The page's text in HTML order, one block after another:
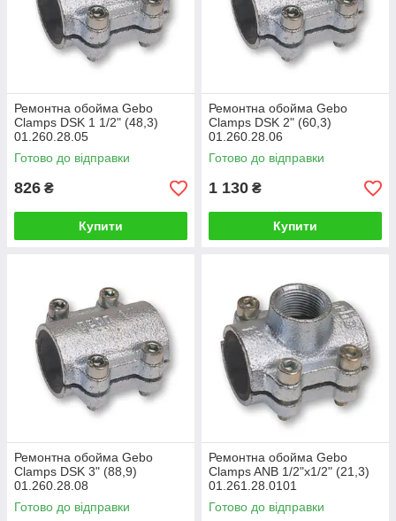
Ремонтна обойма Gebo
Clamps DSK 1 1/2" (48,3)
01.260.28.05
Готово до відправки
826 ₴
Купити
Ремонтна обойма Gebo
Clamps DSK 2" (60,3)
01.260.28.06
Готово до відправки
1 130 ₴
Купити
Ремонтна обойма Gebo
Clamps DSK 3" (88,9)
01.260.28.08
Готово до відправки
Ремонтна обойма Gebo
Clamps ANB 1/2"x1/2" (21,3)
01.261.28.0101
Готово до відправки